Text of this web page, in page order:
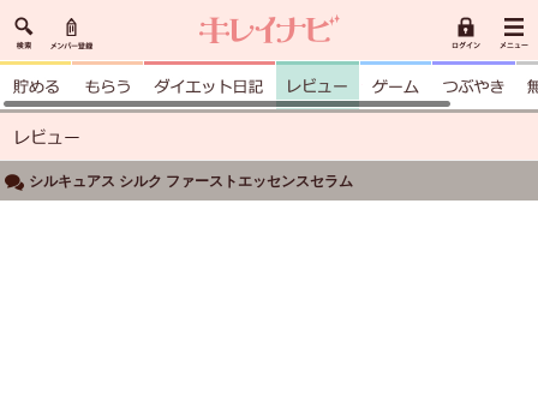
シルキュアス シルク ファーストエッセンスセラム